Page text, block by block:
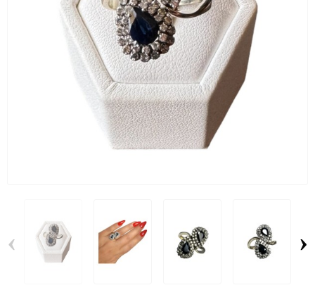
‹ ›